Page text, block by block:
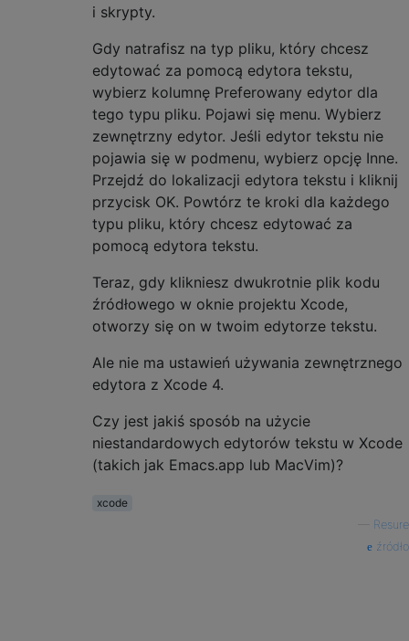
i skrypty.
Gdy natrafisz na typ pliku, który chcesz
edytować za pomocą edytora tekstu,
wybierz kolumnę Preferowany edytor dla
tego typu pliku. Pojawi się menu. Wybierz
zewnętrzny edytor. Jeśli edytor tekstu nie
pojawia się w podmenu, wybierz opcję Inne.
Przejdź do lokalizacji edytora tekstu i kliknij
przycisk OK. Powtórz te kroki dla każdego
typu pliku, który chcesz edytować za
pomocą edytora tekstu.
Teraz, gdy klikniesz dwukrotnie plik kodu
źródłowego w oknie projektu Xcode,
otworzy się on w twoim edytorze tekstu.
Ale nie ma ustawień używania zewnętrznego
edytora z Xcode 4.
Czy jest jakiś sposób na użycie
niestandardowych edytorów tekstu w Xcode
(takich jak Emacs.app lub MacVim)?
xcode
Resure
źródło